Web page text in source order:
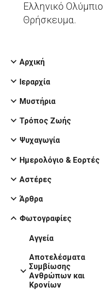
Ελληνικό Ολύμπιο
Θρήσκευμα.
Αρχική
Ιεραρχία
Μυστήρια
Τρόπος Ζωής
Ψυχαγωγία
Ημερολόγιο & Εορτές
Αστέρες
Άρθρα
Φωτογραφίες
Αγγεία
Αποτελέσματα
Συμβίωσης
Ανθρώπων και
Κρονίων